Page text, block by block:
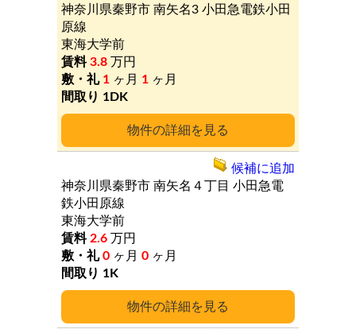
詳細
神奈川県秦野市 南矢名3 小田急電鉄小田
原線
東海大学前
3.8 万円
1 ヶ月 1 ヶ月
1DK
詳細
神奈川県秦野市 南矢名４丁目 小田急電
鉄小田原線
東海大学前
2.6 万円
0 ヶ月 0 ヶ月
1K
候補に追加